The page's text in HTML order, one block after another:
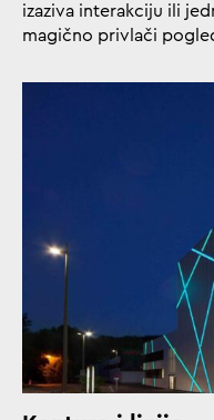
izaziva interakciju ili
magično privlači